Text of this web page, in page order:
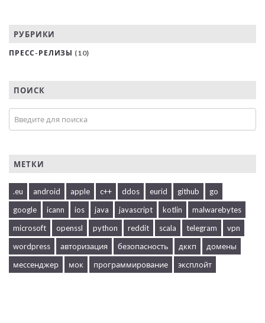
РУБРИКИ
ПРЕСС-РЕЛИЗЫ (10)
ПОИСК
МЕТКИ
.eu android apple c++ ddos eurid github
go
google
icann ios java javascript kotlin
malwarebytes
microsoft
openssl python reddit scala telegram
vpn
wordpress
авторизация безопасность дккп
домены
мессенджер
мок программирование эксплойт